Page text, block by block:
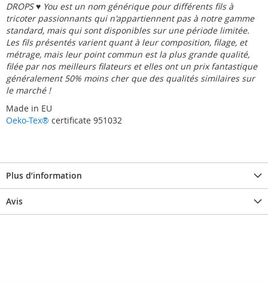
DROPS ♥ You est un nom générique pour différents fils à
tricoter passionnants qui n'appartiennent pas à notre gamme
standard, mais qui sont disponibles sur une période limitée.
Les fils présentés varient quant à leur composition, filage, et
métrage, mais leur point commun est la plus grande qualité,
filée par nos meilleurs filateurs et elles ont un prix fantastique 
généralement 50% moins cher que des qualités similaires sur
le marché !
Made in EU
Oeko-Tex® certificate 951032
Plus d’information
Avis